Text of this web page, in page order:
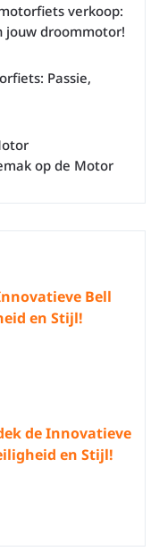
verkoop:
jouw droommotor!
Passie,
op de Motor
Bell
en Stijl!
de Innovatieve
en Stijl!